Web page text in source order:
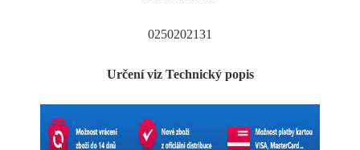
0250202131
Určení viz Technický popis